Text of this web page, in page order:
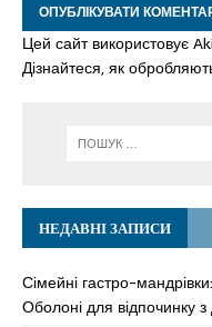
Цей сайт використовує
Дізнайтеся, як
НЕДАВНІ ЗАПИСИ
Сімейні гастро-
Оболоні для відпочинку